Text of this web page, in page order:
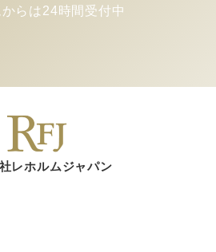
らは24時間受付中
レホルムジャパン